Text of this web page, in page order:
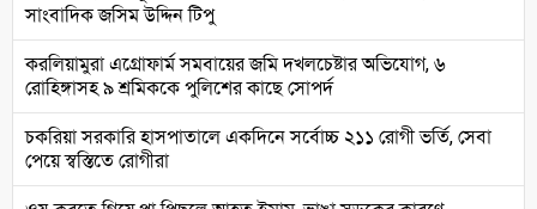
সাংবাদিক জসিম উদ্দিন টিপু
করলিয়ামুরা এগ্রোফার্ম সমবায়ের জমি দখলচেষ্টার অভিযোগ, ৬
রোহিঙ্গাসহ ৯ শ্রমিককে পুলিশের কাছে সোপর্দ
চকরিয়া সরকারি হাসপাতালে একদিনে সর্বোচ্চ ২১১ রোগী ভর্তি, সেবা
পেয়ে স্বস্তিতে রোগীরা